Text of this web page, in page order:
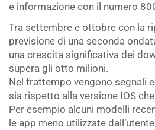
e informazione con il numero
Tra settembre e ottobre con la
previsione di una seconda
una crescita significativa dei
supera gli otto milioni.
Nel frattempo vengono segnali
sia rispetto alla versione IOS
Per esempio alcuni modelli
le app meno utilizzate